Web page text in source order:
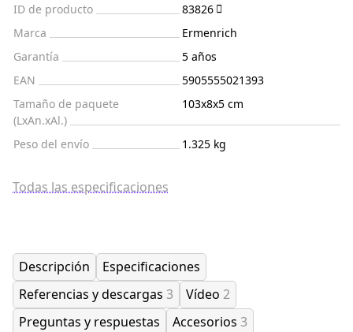
ID de producto
83826
Marca
Ermenrich
Garantía
5 años
EAN
5905555021393
Tamaño de paquete
(LxAn.xAl.)
103x8x5 cm
Peso del envío 1.325 kg
Todas las especificaciones
Descripción
Especificaciones
Referencias y descargas 3 Vídeo 2
Preguntas y respuestas
Accesorios 3